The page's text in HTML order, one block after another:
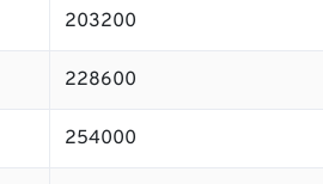
203200
228600
254000